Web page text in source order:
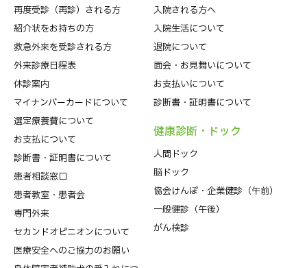
再度受診（再診）される方
紹介状をお持ちの⽅
救急外来を受診される⽅
外来診療⽇程表
休診案内
マイナンバーカードについて
選定療養費について
お支払について
診断書・証明書について
患者相談窓口
患者教室・患者会
専門外来
セカンドオピニオンについて
医療安全へのご協力のお願い
入院される方へ
入院生活について
退院について
⾯会・お見舞いについて
お支払いについて
診断書・証明書について
健康診断・ドック
人間ドック
脳ドック
協会けんぽ・企業健診（午前）
一般健診（午後）
がん検診